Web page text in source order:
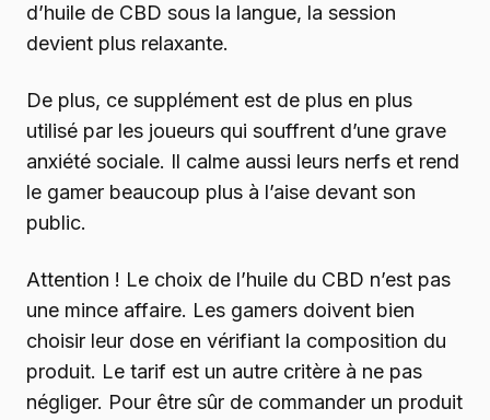
d’huile de CBD sous la langue, la session
devient plus relaxante.
De plus, ce supplément est de plus en plus
utilisé par les joueurs qui souffrent d’une grave
anxiété sociale. Il calme aussi leurs nerfs et rend
le gamer beaucoup plus à l’aise devant son
public.
Attention ! Le choix de l’huile du CBD n’est pas
une mince affaire. Les gamers doivent bien
choisir leur dose en vérifiant la composition du
produit. Le tarif est un autre critère à ne pas
négliger. Pour être sûr de commander un produit